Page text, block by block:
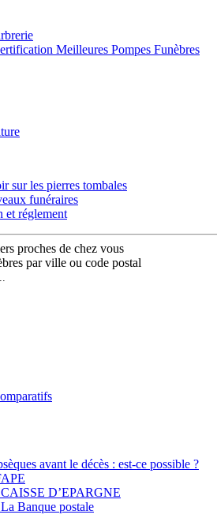
Meilleures Pompes Funèbres
sur les pierres tombales
funéraires
et réglement
proches de chez vous
par ville ou code postal
avant le décès : est-ce possible ?
CAISSE D’EPARGNE
Banque postale